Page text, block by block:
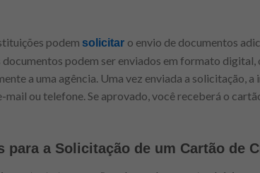
podem solicitar o envio de documentos
documentos podem ser enviados em formato
a uma agência. Uma vez enviada a solicitação,
mail ou telefone. Se aprovado, você receberá o
para a Solicitação de um Cartão de